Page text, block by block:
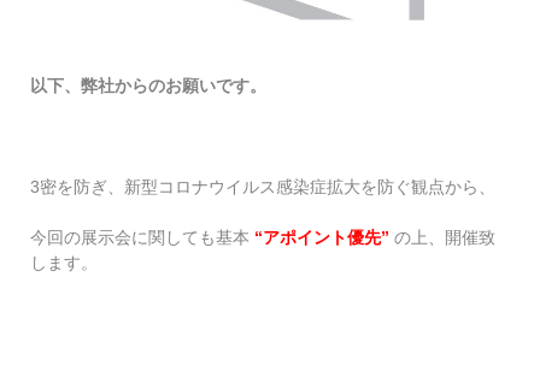
以下、弊社からのお願いです。
3密を防ぎ、新型コロナウイルス感染症拡大を防ぐ観点から、
今回の展示会に関しても基本 “アポイント優先” の上、開催致
します。